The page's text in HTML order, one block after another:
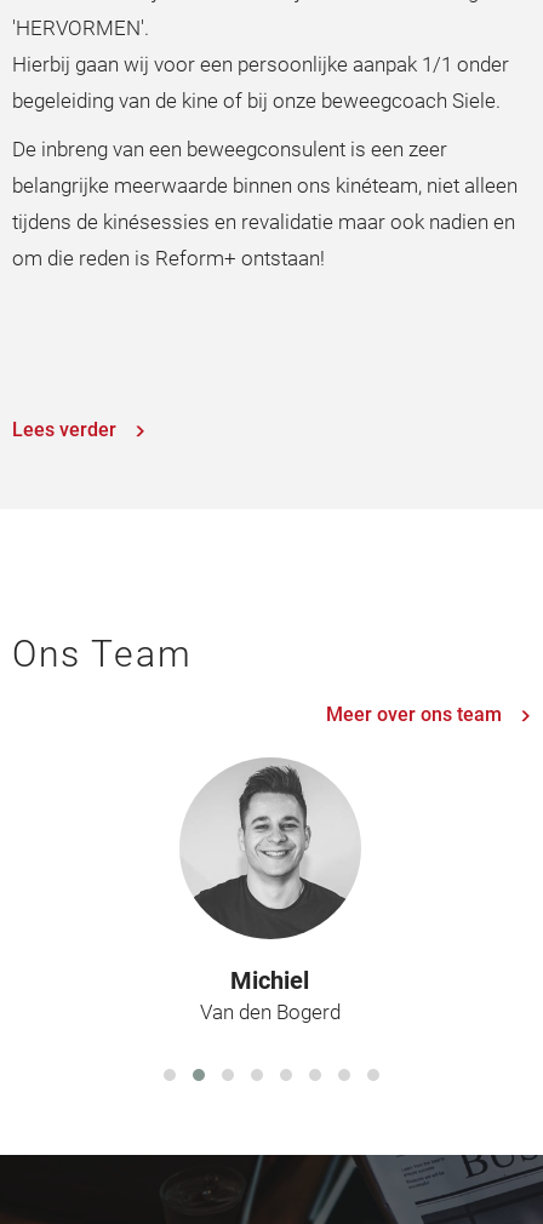
'HERVORMEN'.
Hierbij gaan wij voor een persoonlijke aanpak 1/1 onder
begeleiding van de kine of bij onze beweegcoach Siele.
De inbreng van een beweegconsulent is een zeer
belangrijke meerwaarde binnen ons kinéteam, niet alleen
tijdens de kinésessies en revalidatie maar ook nadien en
om die reden is Reform+ ontstaan!
Lees verder
Ons Team
Meer over ons team
Michiel
Van den Bogerd